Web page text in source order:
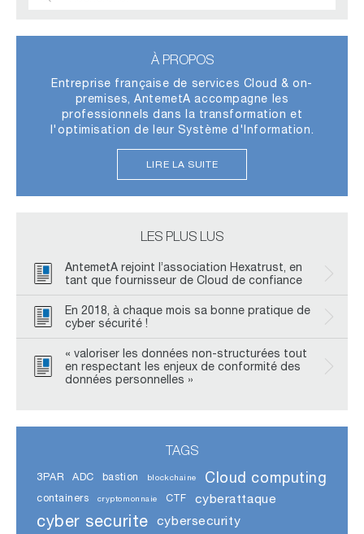
À PROPOS
Entreprise française de services Cloud & on-
premises, AntemetA accompagne les
professionnels dans la transformation et
l'optimisation de leur Système d'Information.
LIRE LA SUITE
LES PLUS LUS
AntemetA rejoint l’association Hexatrust, en
tant que fournisseur de Cloud de confiance
En 2018, à chaque mois sa bonne pratique de
cyber sécurité !
« valoriser les données non-structurées tout
en respectant les enjeux de conformité des
données personnelles »
TAGS
3PAR ADC bastion blockchaine Cloud computing
containers cryptomonnaie CTF cyberattaque
cyber securite cybersecurity